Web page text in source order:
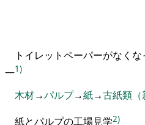
トイレットペーパーがなく
―1)
木材→パルプ→紙→古紙類（
紙とパルプの工場見学2)